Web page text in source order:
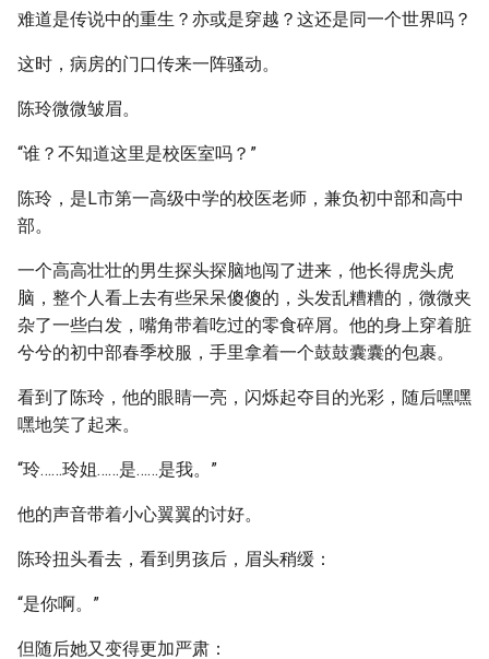
难道是传说中的重生？亦或是穿越？这还是同一个世界吗？
这时，病房的门口传来一阵骚动。
陈玲微微皱眉。
“谁？不知道这里是校医室吗？”
陈玲，是L市第一高级中学的校医老师，兼负初中部和高中
部。
一个高高壮壮的男生探头探脑地闯了进来，他长得虎头虎
脑，整个人看上去有些呆呆傻傻的，头发乱糟糟的，微微夹
杂了一些白发，嘴角带着吃过的零食碎屑。他的身上穿着脏
兮兮的初中部春季校服，手里拿着一个鼓鼓囊囊的包裹。
看到了陈玲，他的眼睛一亮，闪烁起夺目的光彩，随后嘿嘿
嘿地笑了起来。
“玲……玲姐……是……是我。”
他的声音带着小心翼翼的讨好。
陈玲扭头看去，看到男孩后，眉头稍缓：
“是你啊。”
但随后她又变得更加严肃：